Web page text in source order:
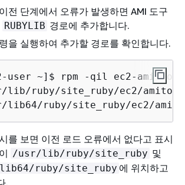
전 단계에서 오류가 발생하면 AMI 도구
RUBYLIB 경로에 추가합니다.
을 실행하여 추가할 경로를 확인합니다.
user ~]$
lib/ruby/site_ruby/ec2/
lib64/ruby/site_ruby/ec2/
를 보면 이전 로드 오류에서 없다고 표시
/usr/lib/ruby/site_ruby 및
ruby/site_ruby 에 위치하고
.